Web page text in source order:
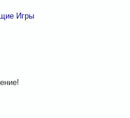
Игры